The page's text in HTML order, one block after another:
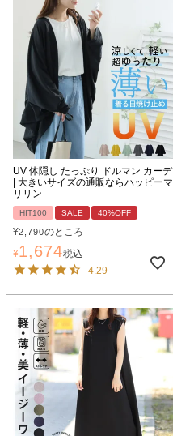
UV 体隠し たっぷり ドルマン カーデ
| 大きいサイズの通販ならハッピーマ
リリン
HIT100 SALE 40%OFF
¥2,790のところ
¥1,674税込
4.29